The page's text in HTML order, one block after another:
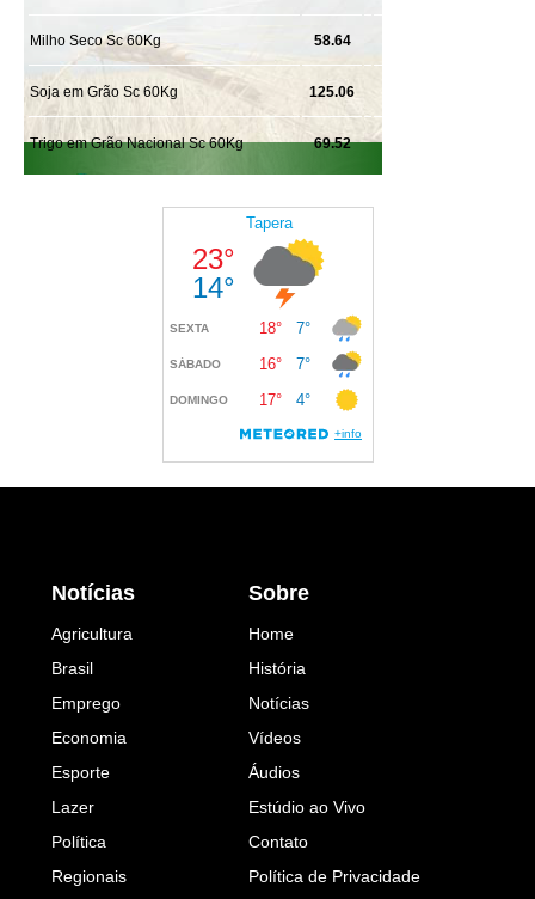
Notícias
Agricultura
Brasil
Emprego
Economia
Esporte
Lazer
Política
Regionais
Sobre
Home
História
Notícias
Vídeos
Áudios
Estúdio ao Vivo
Contato
Política de Privacidade